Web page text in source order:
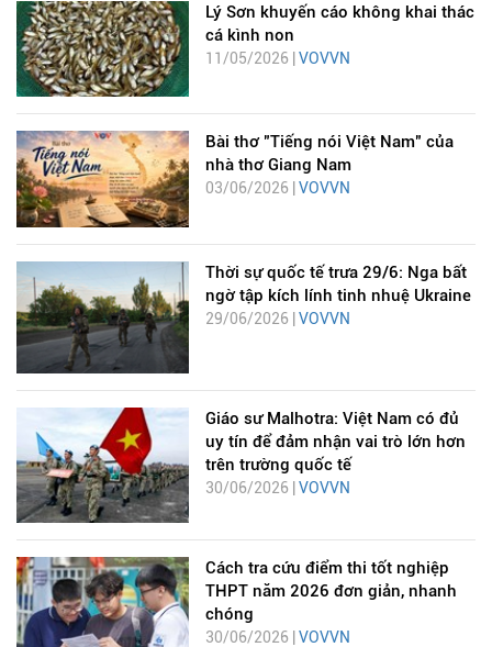
Lý Sơn khuyến cáo không khai thác
cá kình non
11/05/2026 | VOVVN
Bài thơ "Tiếng nói Việt Nam" của
nhà thơ Giang Nam
03/06/2026 | VOVVN
Thời sự quốc tế trưa 29/6: Nga bất
ngờ tập kích lính tinh nhuệ Ukraine
29/06/2026 | VOVVN
Giáo sư Malhotra: Việt Nam có đủ
uy tín để đảm nhận vai trò lớn hơn
trên trường quốc tế
30/06/2026 | VOVVN
Cách tra cứu điểm thi tốt nghiệp
THPT năm 2026 đơn giản, nhanh
chóng
30/06/2026 | VOVVN